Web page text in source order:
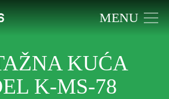
MENU
KUĆA
K-MS-78